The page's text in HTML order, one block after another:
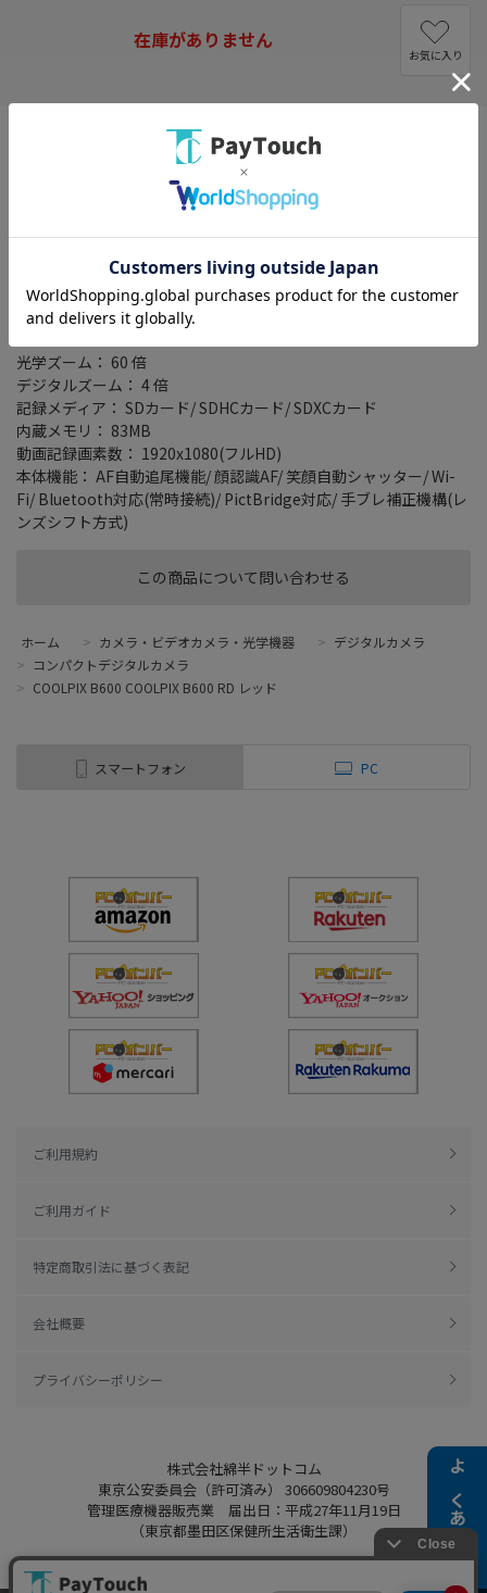
よくある質問
この商品について問い合わせる
在庫がありません
お気に入り
広角24mm相当から超望遠1440mm相当をカバーする、光学60倍
ズームのNIKKORレンズを搭載したコンパクトデジタルカメラ。
有効画素数は1602万画素、最高感度はISO6400。裏面照射型CMOS
センサーと画像処理エンジン「EXPEED」により高感度でも高画質
な写真を手軽にシェアできる「SnapBridge」に対応する。
画素数： 1676万画素(総画素)/ 1602万画素(有効画素)
光学ズーム： 60 倍
デジタルズーム： 4 倍
記録メディア： SDカード/ SDHCカード/ SDXCカード
内蔵メモリ： 83MB
動画記録画素数： 1920x1080(フルHD)
本体機能： AF自動追尾機能/ 顔認識AF/ 笑顔自動シャッター/ Wi-
Fi/ Bluetooth対応(常時接続)/ PictBridge対応/ 手ブレ補正機構(レ
ンズシフト方式)
ホーム > カメラ・ビデオカメラ・光学機器 > デジタルカメラ
> コンパクトデジタルカメラ
> COOLPIX B600 COOLPIX B600 RD レッド
スマートフォン PC
ご利用規約
ご利用ガイド
特定商取引法に基づく表記
会社概要
プライバシーポリシー
株式会社綿半ドットコム
東京公安委員会（許可済み） 306609804230号
管理医療機器販売業 届出日：平成27年11月19日
（東京都墨田区保健所生活衛生課）